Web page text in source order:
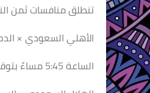
تنطلق منافسات ثمن
الأهلي السعودي ×
الساعة 5:45 مساءً بتوقيت مكة المكرمة